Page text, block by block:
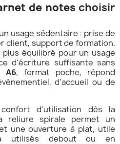
de notes choisir
usage sédentaire : prise de
client, support de formation.
équilibré pour un usage
d'écriture suffisante sans
A6, format poche, répond
d'accueil ou de
d'utilisation dès la
reliure spirale permet un
une ouverture à plat, utile
utilisés debout ou en